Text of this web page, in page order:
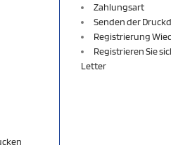
Zahlungsart
Senden der
Registrierung
Registrieren Sie
Letter